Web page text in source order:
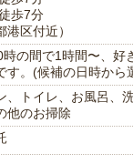
歩7分
港区付近）
の間で1時間〜、好
す。(候補の日時から
、トイレ、お風呂、
他のお掃除